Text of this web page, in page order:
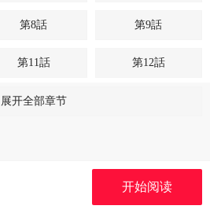
第8話 第9話
第11話 第12話
第14話
开始阅读
展开全部章节